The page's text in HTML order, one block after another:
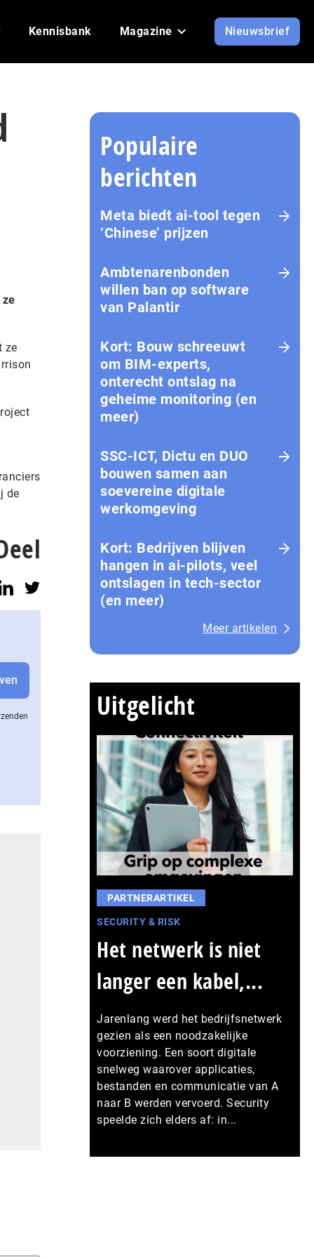
Kennisbank Magazine Nieuwsbrief
ze
de
Populaire
berichten
Meta biedt ai-tool tegen
‘Chinese’ prijzen
Ambtenarenbonden
willen ban op software
van Palantir
Kort: Bouw schreeuwt
om BIM-experts,
onterecht ontslag na
geheime monitoring (en
meer)
SSC-ICT, Dictu en DUO
bouwen samen aan
soevereine digitale
werkomgeving
Kort: Bedrijven blijven
hangen in ai-pilots, veel
ontslagen in tech-sector
(en meer)
Meer artikelen
Uitgelicht
PARTNERARTIKEL
SECURITY & RISK
Het netwerk is niet
langer een kabel,...
Jarenlang werd het bedrijfsnetwerk
gezien als een noodzakelijke
voorziening. Een soort digitale
snelweg waarover applicaties,
bestanden en communicatie van A
naar B werden vervoerd. Security
speelde zich elders af: in...